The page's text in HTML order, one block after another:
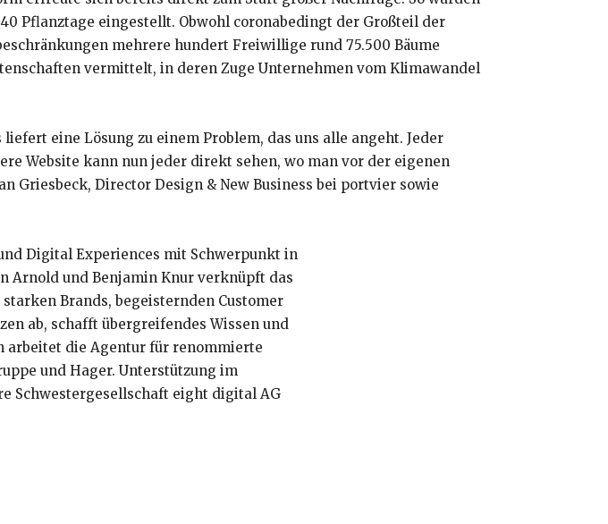
Pflanztage eingestellt. Obwohl coronabedingt der Großteil der
mehrere hundert Freiwillige rund 75.500 Bäume
vermittelt, in deren Zuge Unternehmen vom Klimawandel
eine Lösung zu einem Problem, das uns alle angeht. Jeder
Website kann nun jeder direkt sehen, wo man vor der eigenen
Griesbeck, Director Design & New Business bei portvier sowie
Digital Experiences mit Schwerpunkt in
Arnold und Benjamin Knur verknüpft das
Brands, begeisternden Customer
ab, schafft übergreifendes Wissen und
arbeitet die Agentur für renommierte
und Hager. Unterstützung im
Schwestergesellschaft eight digital AG